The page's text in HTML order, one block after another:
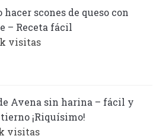
hacer scones de queso con
– Receta fácil
visitas
Avena sin harina – fácil y
¡Riquísimo!
visitas